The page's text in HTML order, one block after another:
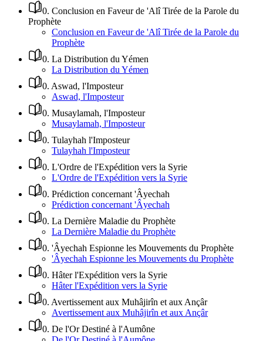
0. Conclusion en Faveur de 'Alî Tirée de la Parole du
Prophète
Conclusion en Faveur de 'Alî Tirée de la Parole du
Prophète
0. La Distribution du Yémen
La Distribution du Yémen
0. Aswad, l'Imposteur
Aswad, l'Imposteur
0. Musaylamah, l'Imposteur
Musaylamah, l'Imposteur
0. Tulayhah l'Imposteur
Tulayhah l'Imposteur
0. L'Ordre de l'Expédition vers la Syrie
L'Ordre de l'Expédition vers la Syrie
0. Prédiction concernant 'Âyechah
Prédiction concernant 'Âyechah
0. La Dernière Maladie du Prophète
La Dernière Maladie du Prophète
0. 'Âyechah Espionne les Mouvements du Prophète
'Âyechah Espionne les Mouvements du Prophète
0. Hâter l'Expédition vers la Syrie
Hâter l'Expédition vers la Syrie
0. Avertissement aux Muhâjirîn et aux Ançâr
Avertissement aux Muhâjirîn et aux Ançâr
0. De l'Or Destiné à l'Aumône